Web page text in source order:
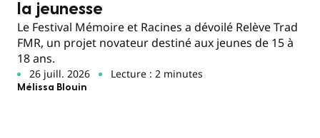
la jeunesse
Le Festival Mémoire et Racines a dévoilé Relève Trad
FMR, un projet novateur destiné aux jeunes de 15 à
18 ans.
26 juill. 2026 Lecture : 2 minutes
Mélissa Blouin